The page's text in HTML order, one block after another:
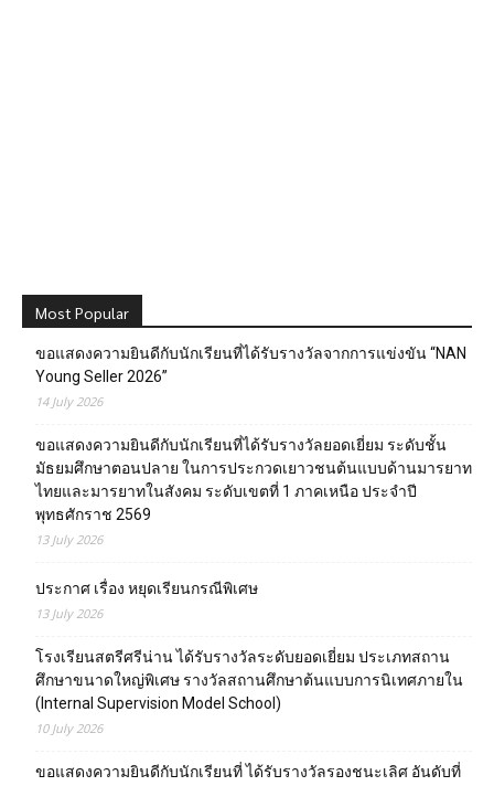
Most Popular
ขอแสดงความยินดีกับนักเรียนที่ได้รับรางวัลจากการแข่งขัน “NAN
Young Seller 2026”
14 July 2026
ขอแสดงความยินดีกับนักเรียนที่ได้รับรางวัลยอดเยี่ยม ระดับชั้น
มัธยมศึกษาตอนปลาย ในการประกวดเยาวชนต้นแบบด้านมารยาท
ไทยและมารยาทในสังคม ระดับเขตที่ 1 ภาคเหนือ ประจำปี
พุทธศักราช 2569
13 July 2026
ประกาศ เรื่อง หยุดเรียนกรณีพิเศษ
13 July 2026
โรงเรียนสตรีศรีน่าน ได้รับรางวัลระดับยอดเยี่ยม ประเภทสถาน
ศึกษาขนาดใหญ่พิเศษ รางวัลสถานศึกษาต้นแบบการนิเทศภายใน
(Internal Supervision Model School)
10 July 2026
ขอแสดงความยินดีกับนักเรียนที่ ได้รับรางวัลรองชนะเลิศ อันดับที่